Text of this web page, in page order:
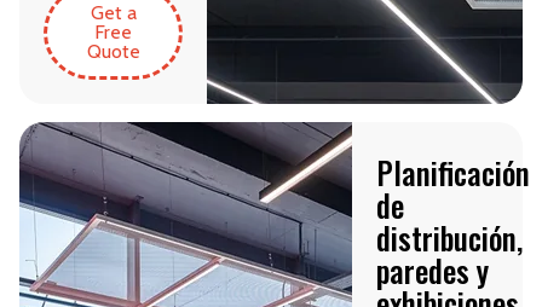
Get a
Free
Quote
Planificación
de
distribución,
paredes y